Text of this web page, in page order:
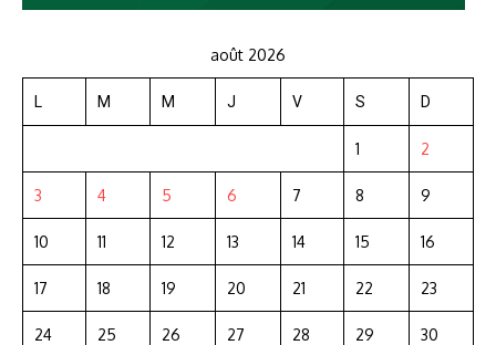
août 2026
L M M J V S D
1 2
3 4 5 6 7 8 9
10 11 12 13 14 15 16
17 18 19 20 21 22 23
24 25 26 27 28 29 30